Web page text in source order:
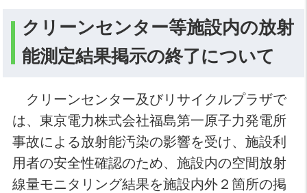
クリーンセンター等施設内の放射
能測定結果掲示の終了について
クリーンセンター及びリサイクルプラザで
は、東京電力株式会社福島第一原子力発電所
事故による放射能汚染の影響を受け、施設利
用者の安全性確認のため、施設内の空間放射
線量モニタリング結果を施設内外２箇所の掲